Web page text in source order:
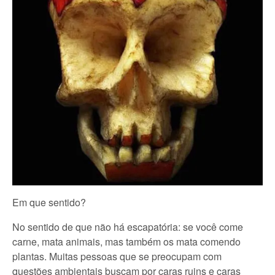
Em que sentido?
No sentido de que não há escapatória: se você come
carne, mata animais, mas também os mata comendo
plantas. Muitas pessoas que se preocupam com
questões ambientais buscam por caras ruins e caras